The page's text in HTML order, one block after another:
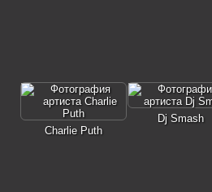
Charlie Puth
Dj Smash